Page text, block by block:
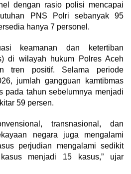
dengan rasio polisi mencapai
PNS Polri sebanyak 95
hanya 7 personel.
keamanan dan ketertiban
di wilayah hukum Polres Aceh
tren positif. Selama periode
jumlah gangguan kamtibmas
pada tahun sebelumnya menjadi
59 persen.
transnasional, dan
negara juga mengalami
perjudian mengalami sedikit
menjadi 15 kasus,” ujar